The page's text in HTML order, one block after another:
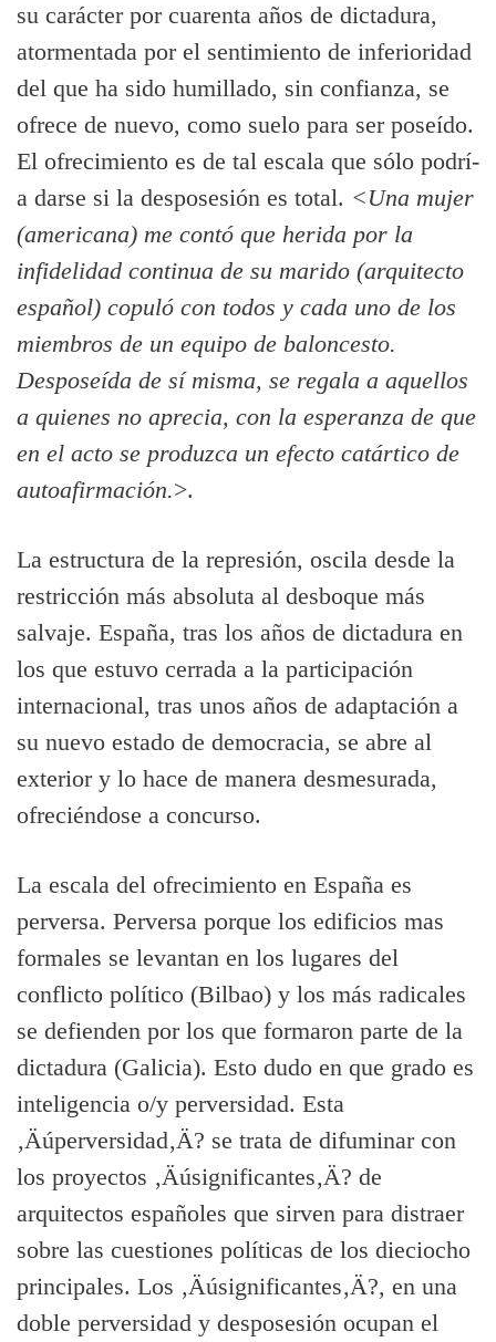
su carácter por cuarenta años de dictadura,
atormentada por el sentimiento de inferioridad
del que ha sido humillado, sin confianza, se
ofrece de nuevo, como suelo para ser poseí­do.
El ofrecimiento es de tal escala que sólo podrí­
a darse si la desposesión es total. <Una mujer
(americana) me contó que herida por la
infidelidad continua de su marido (arquitecto
español) copuló con todos y cada uno de los
miembros de un equipo de baloncesto.
Desposeí­da de sí­ misma, se regala a aquellos
a quienes no aprecia, con la esperanza de que
en el acto se produzca un efecto catártico de
autoafirmación.>.
La estructura de la represión, oscila desde la
restricción más absoluta al desboque más
salvaje. España, tras los años de dictadura en
los que estuvo cerrada a la participación
internacional, tras unos años de adaptación a
su nuevo estado de democracia, se abre al
exterior y lo hace de manera desmesurada,
ofreciéndose a concurso.
La escala del ofrecimiento en España es
perversa. Perversa porque los edificios mas
formales se levantan en los lugares del
conflicto polí­tico (Bilbao) y los más radicales
se defienden por los que formaron parte de la
dictadura (Galicia). Esto dudo en que grado es
inteligencia o/y perversidad. Esta
‚Äúperversidad‚Ä? se trata de difuminar con
los proyectos ‚Äúsignificantes‚Ä? de
arquitectos españoles que sirven para distraer
sobre las cuestiones polí­ticas de los dieciocho
principales. Los ‚Äúsignificantes‚Ä?, en una
doble perversidad y desposesión ocupan el